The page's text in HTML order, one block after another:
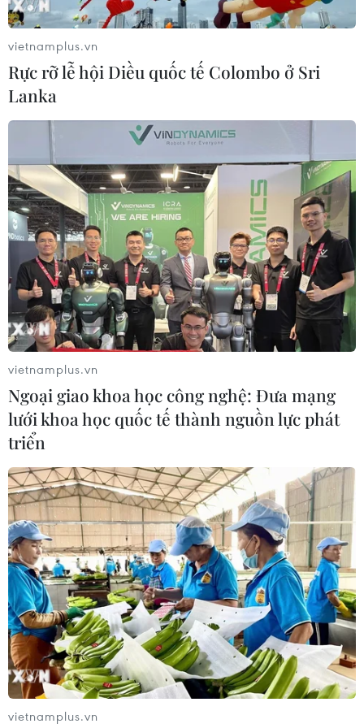
Đột kích cơ sở massage, thu giữ hơn 1,3kg
ma túy và một khẩu súng ngắn
06/09/2021 12:54
Đột kích vào cơ sở massage Hải Yến, Cơ quan Công an
Bình Phước bắt quả tang Nguyễn Thị Kim Yến cùng số
ma túy có trọng lượng 1,377kg và thu giữ 1 khẩu súng
ngắn dạng Rulo với 6 viên đạn.
Bắt gần 100kg ma túy được vận chuyển
bằng xe 'luồng xanh'
08/09/2021 11:17
Các đối tượng đã lợi dụng xe được cấp giấy ưu tiên
vietnamplus.vn
Rực rỡ lễ hội Diều quốc tế Colombo ở Sri
Lanka
vietnamplus.vn
Ngoại giao khoa học công nghệ: Đưa mạng
lưới khoa học quốc tế thành nguồn lực phát
triển
vietnamplus.vn